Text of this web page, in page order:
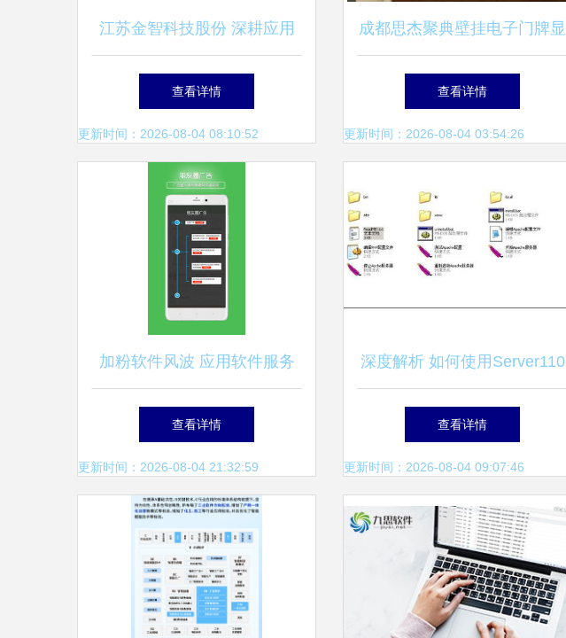
江苏金智科技股份 深耕应用
软件服务，赋能数智化转型
查看详情
更新时间：2026-08-04 08:10:52
成都思杰聚典壁挂电子门牌显
示屏价格与应用软件服务详解
查看详情
更新时间：2026-08-04 03:54:26
加粉软件风波 应用软件服务
的流量迷思与道义长路
查看详情
更新时间：2026-08-04 21:32:59
深度解析 如何使用Server110
PHP服务器软件搭建应用服务
——详细操作指南
查看详情
更新时间：2026-08-04 09:07:46